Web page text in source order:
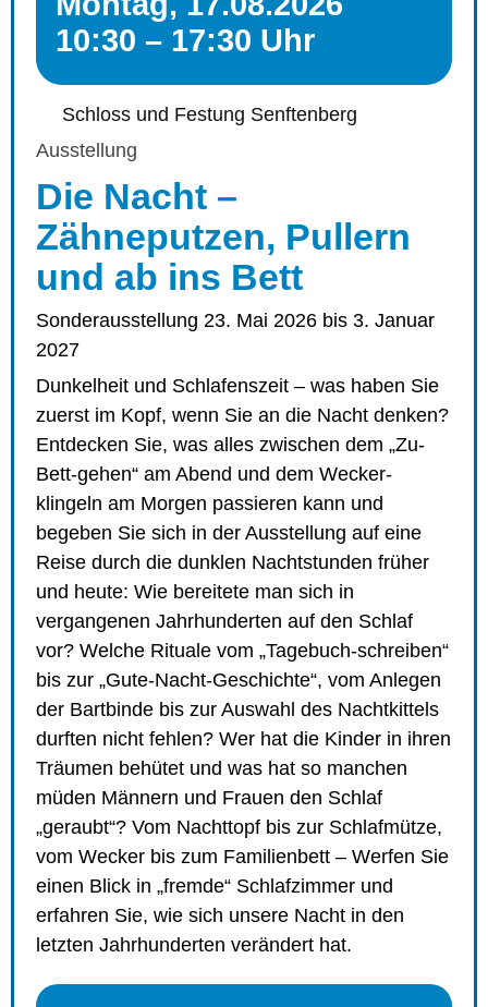
10:30 – 17:30 Uhr
Schloss und Festung Senftenberg
Ausstellung
Die Nacht –
Zähneputzen, Pullern
und ab ins Bett
Sonderausstellung 23. Mai 2026 bis 3. Januar
2027
Dunkelheit und Schlafenszeit – was haben Sie
zuerst im Kopf, wenn Sie an die Nacht denken?
Entdecken Sie, was alles zwischen dem „Zu-
Bett-gehen“ am Abend und dem Wecker-
klingeln am Morgen passieren kann und
begeben Sie sich in der Ausstellung auf eine
Reise durch die dunklen Nachtstunden früher
und heute: Wie bereitete man sich in
vergangenen Jahrhunderten auf den Schlaf
vor? Welche Rituale vom „Tagebuch-schreiben“
bis zur „Gute-Nacht-Geschichte“, vom Anlegen
der Bartbinde bis zur Auswahl des Nachtkittels
durften nicht fehlen? Wer hat die Kinder in ihren
Träumen behütet und was hat so manchen
müden Männern und Frauen den Schlaf
„geraubt“? Vom Nachttopf bis zur Schlafmütze,
vom Wecker bis zum Familienbett – Werfen Sie
einen Blick in „fremde“ Schlafzimmer und
erfahren Sie, wie sich unsere Nacht in den
letzten Jahrhunderten verändert hat.